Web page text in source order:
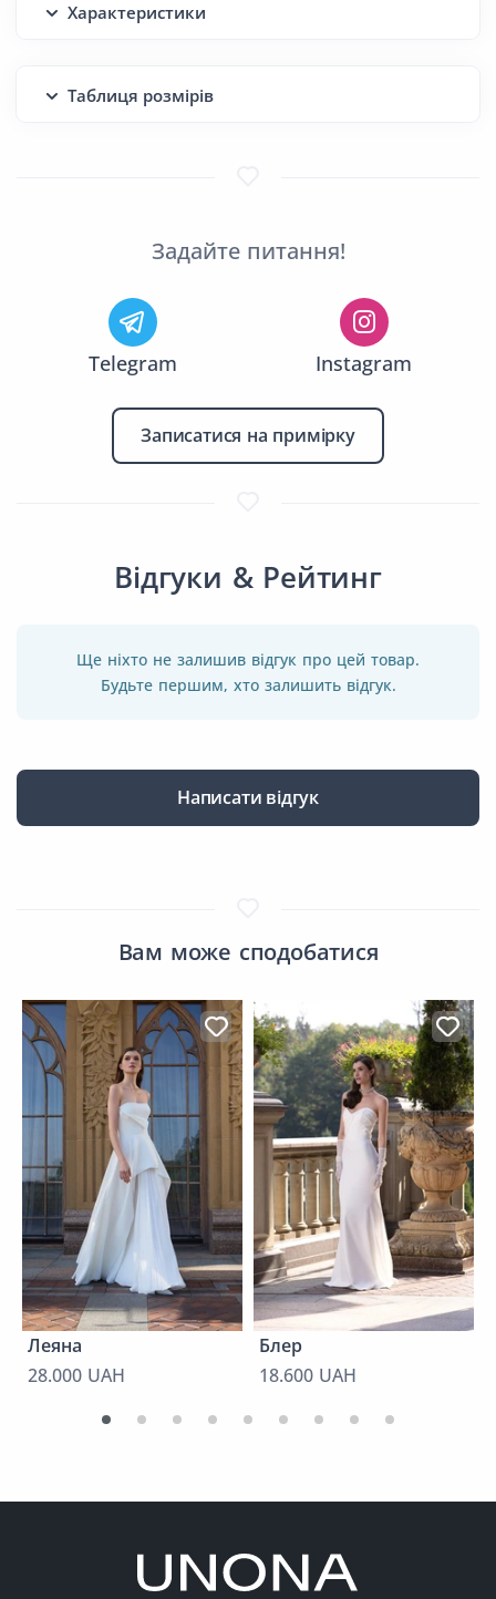
Характеристики
Таблиця розмірів
Задайте питання!
Telegram Instagram
Записатися на примірку
Відгуки & Рейтинг
Ще ніхто не залишив відгук про цей товар.
Будьте першим, хто залишить відгук.
Написати відгук
Вам може сподобатися
Леяна
28.000 UAH
Блер
18.600 UAH